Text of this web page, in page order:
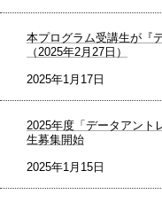
本プログラム受講生が『
（2025年2月27日）
2025年1月17日
2025年度「データアント
生募集開始
2025年1月15日